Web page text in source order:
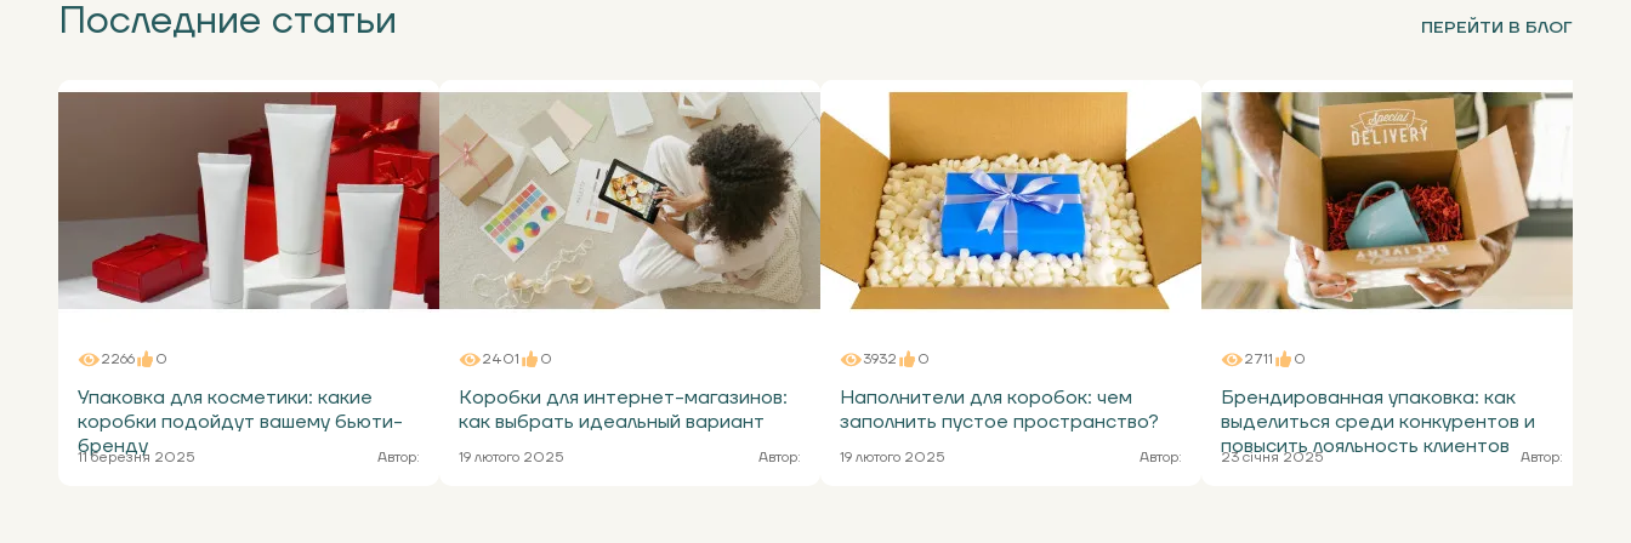
Последние статьи
2266 0
Упаковка для косметики: какие
коробки подойдут вашему бьюти-
бренду
11 березня 2025 Автор:
2401 0
Коробки для интернет-магазинов:
как выбрать идеальный вариант
19 лютого 2025 Автор:
3932 0
Наполнители для коробок: чем
заполнить пустое пространство?
19 лютого 2025 Автор:
2711 0
Брендированная упаковка: как
выделиться среди конкурентов и
повысить лояльность клиентов
23 січня 2025 Автор:
ПЕРЕЙТИ В БЛОГ